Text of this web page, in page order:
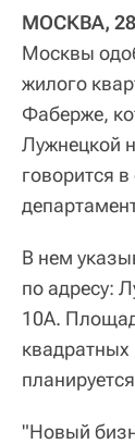
МОСКВА,
Москвы
жилого
Фаберже,
Лужнецкой
говорится
В нем
по адресу:
10А.
квадратных
"Новый